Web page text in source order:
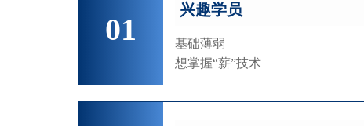
01
兴趣学员
基础薄弱
想掌握“薪”技术